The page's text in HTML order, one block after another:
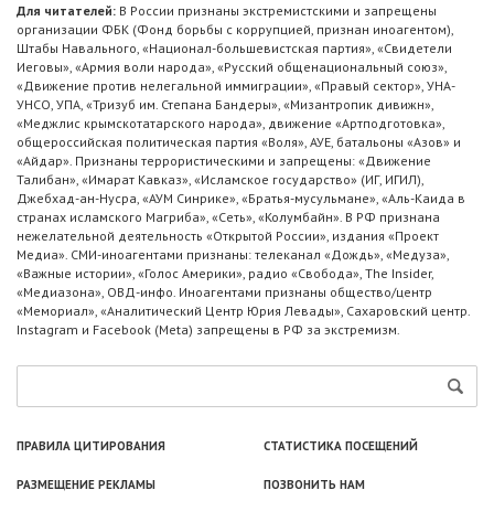
Для читателей: В России признаны экстремистскими и запрещены
организации ФБК (Фонд борьбы с коррупцией, признан иноагентом),
Штабы Навального, «Национал-большевистская партия», «Свидетели
Иеговы», «Армия воли народа», «Русский общенациональный союз»,
«Движение против нелегальной иммиграции», «Правый сектор», УНА-
УНСО, УПА, «Тризуб им. Степана Бандеры», «Мизантропик дивижн»,
«Меджлис крымскотатарского народа», движение «Артподготовка»,
общероссийская политическая партия «Воля», АУЕ, батальоны «Азов» и
«Айдар». Признаны террористическими и запрещены: «Движение
Талибан», «Имарат Кавказ», «Исламское государство» (ИГ, ИГИЛ),
Джебхад-ан-Нусра, «АУМ Синрике», «Братья-мусульмане», «Аль-Каида в
странах исламского Магриба», «Сеть», «Колумбайн». В РФ признана
нежелательной деятельность «Открытой России», издания «Проект
Медиа». СМИ-иноагентами признаны: телеканал «Дождь», «Медуза»,
«Важные истории», «Голос Америки», радио «Свобода», The Insider,
«Медиазона», ОВД-инфо. Иноагентами признаны общество/центр
«Мемориал», «Аналитический Центр Юрия Левады», Сахаровский центр.
Instagram и Facebook (Metа) запрещены в РФ за экстремизм.
ПРАВИЛА ЦИТИРОВАНИЯ СТАТИСТИКА ПОСЕЩЕНИЙ
РАЗМЕЩЕНИЕ РЕКЛАМЫ ПОЗВОНИТЬ НАМ